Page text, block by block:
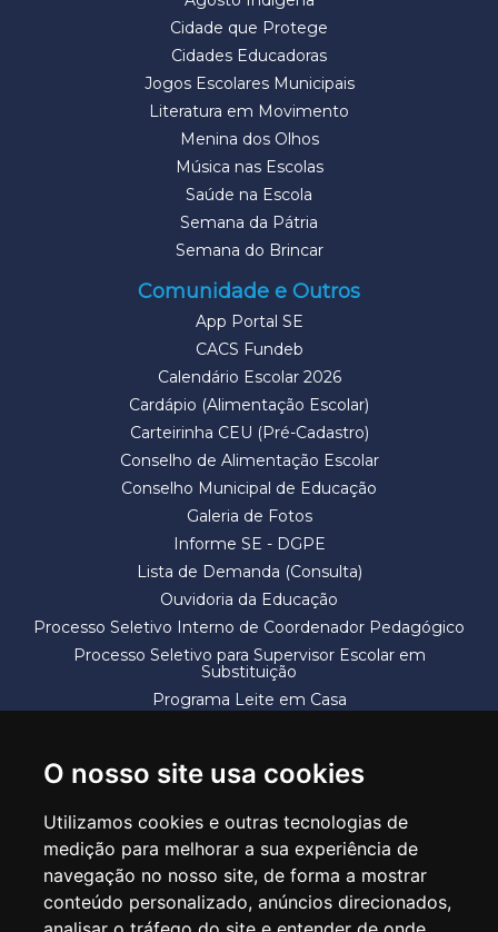
O nosso site usa cookies
Utilizamos cookies e outras tecnologias de
medição para melhorar a sua experiência de
navegação no nosso site, de forma a mostrar
conteúdo personalizado, anúncios direcionados,
Cidade que Protege
Cidades Educadoras
Jogos Escolares Municipais
Literatura em Movimento
Menina dos Olhos
Música nas Escolas
Saúde na Escola
Semana da Pátria
Semana do Brincar
Comunidade e Outros
App Portal SE
CACS Fundeb
Calendário Escolar 2026
Cardápio (Alimentação Escolar)
Carteirinha CEU (Pré-Cadastro)
Conselho de Alimentação Escolar
Conselho Municipal de Educação
Galeria de Fotos
Informe SE - DGPE
Lista de Demanda (Consulta)
Ouvidoria da Educação
Processo Seletivo Interno de Coordenador Pedagógico
Processo Seletivo para Supervisor Escolar em
Substituição
Programa Leite em Casa
SECRETARIA DE EDUCAÇÃO